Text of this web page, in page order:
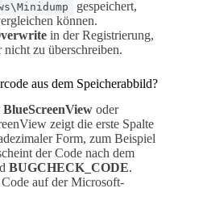
gespeichert,
können.
in der Registrierung,
zu überschreiben.
aus dem Speicherabbild?
BlueScreenView oder
zeigt die erste Spalte
Form, zum Beispiel
der Code nach dem
BUGCHECK_CODE.
auf der Microsoft-